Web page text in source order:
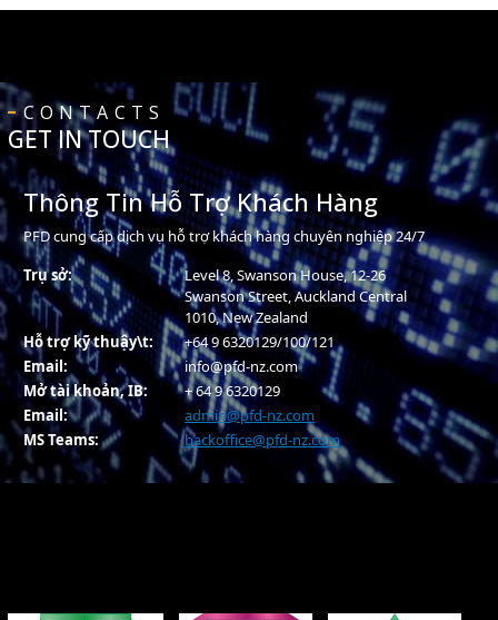
CONTACTS
GET IN TOUCH
Thông Tin Hỗ Trợ Khách Hàng
PFD cung cấp dịch vụ hỗ trợ khách hàng chuyên nghiệp 24/7
Trụ sở:
Level 8, Swanson House, 12-26
Swanson Street, Auckland Central
1010, New Zealand
Hỗ trợ kỹ thuậy\t:
+64 9 6320129/100/121
Email:
info@pfd-nz.com
Mở tài khoản, IB:
+ 64 9 6320129
Email:
admin@pfd-nz.com
MS Teams:
backoffice@pfd-nz.com